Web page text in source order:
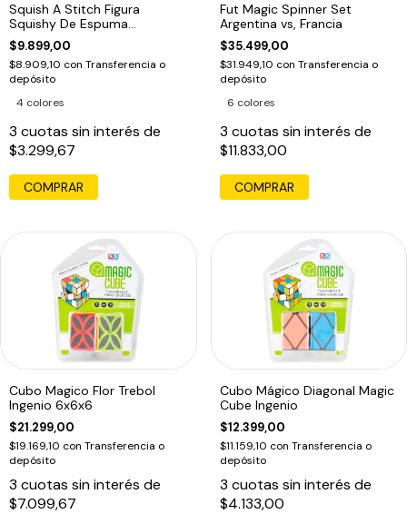
Squish A Stitch Figura
Squishy De Espuma
Antiestres Disney
$9.899,00
$8.909,10 con Transferencia o
depósito
4 colores
3 cuotas sin interés de
$3.299,67
COMPRAR
Fut Magic Spinner Set
Argentina vs, Francia
$35.499,00
$31.949,10 con Transferencia o
depósito
6 colores
3 cuotas sin interés de
$11.833,00
COMPRAR
Cubo Magico Flor Trebol
Ingenio 6x6x6
$21.299,00
$19.169,10 con Transferencia o
depósito
3 cuotas sin interés de
$7.099,67
Cubo Mágico Diagonal Magic
Cube Ingenio
$12.399,00
$11.159,10 con Transferencia o
depósito
3 cuotas sin interés de
$4.133,00